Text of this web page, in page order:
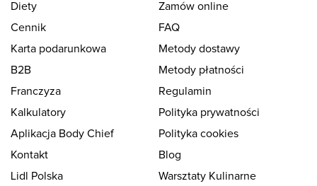
Diety
Zamów online
Cennik
FAQ
Karta podarunkowa
Metody dostawy
B2B
Metody płatności
Franczyza
Regulamin
Kalkulatory
Polityka prywatności
Aplikacja Body Chief
Polityka cookies
Kontakt
Blog
Lidl Polska
Warsztaty Kulinarne